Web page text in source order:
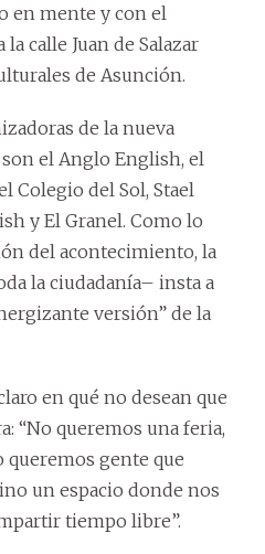
en mente y con el
calle Juan de Salazar
de Asunción.
de la nueva
el Anglo English, el
Colegio del Sol, Stael
y El Granel. Como lo
del acontecimiento, la
la ciudadanía– insta a
versión” de la
en qué no desean que
“No queremos una feria,
queremos gente que
un espacio donde nos
tiempo libre”.